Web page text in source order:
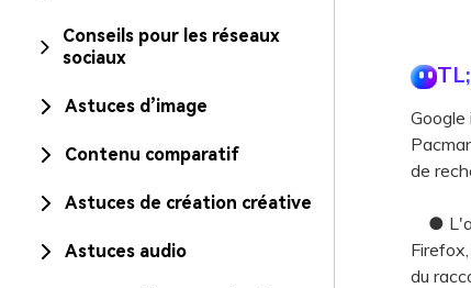
Conseils pour les réseaux
sociaux
Astuces d’image
Contenu comparatif
Astuces de création créative
Astuces audio
de
●
du